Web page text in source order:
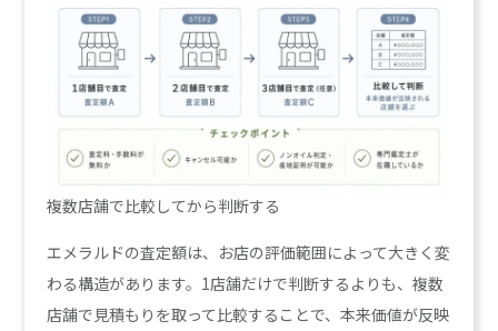
複数店舗で比較してから判断する
エメラルドの査定額は、お店の評価範囲によって大きく変
わる構造があります。1店舗だけで判断するよりも、複数
店舗で見積もりを取って比較することで、本来価値が反映